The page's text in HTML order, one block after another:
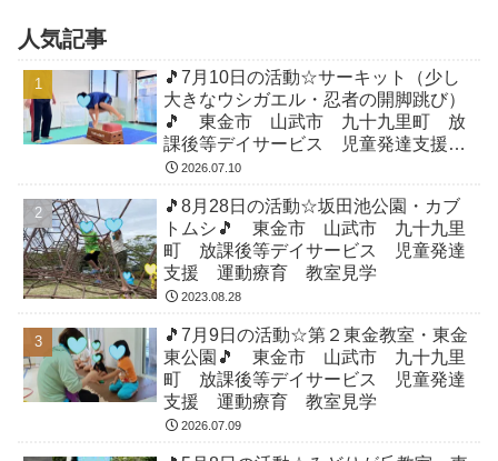
人気記事
🎵7月10日の活動☆サーキット（少し
大きなウシガエル・忍者の開脚跳び）
🎵 東金市 山武市 九十九里町 放
課後等デイサービス 児童発達支援
運動療育 教室見学
2026.07.10
🎵8月28日の活動☆坂田池公園・カブ
トムシ🎵 東金市 山武市 九十九里
町 放課後等デイサービス 児童発達
支援 運動療育 教室見学
2023.08.28
🎵7月9日の活動☆第２東金教室・東金
東公園🎵 東金市 山武市 九十九里
町 放課後等デイサービス 児童発達
支援 運動療育 教室見学
2026.07.09